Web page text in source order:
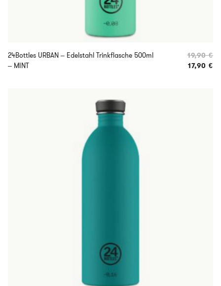
24Bottles URBAN – Edelstahl Trinkflasche 500ml
– MINT
19,90€
17,90 €